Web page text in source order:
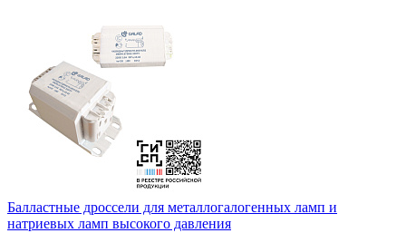
Балластные дроссели для металлогалогенных ламп и
натриевых ламп высокого давления